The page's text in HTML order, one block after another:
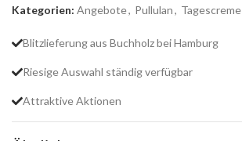
Kategorien: Angebote, Pullulan, Tagescreme
Blitzlieferung aus Buchholz bei Hamburg
Riesige Auswahl ständig verfügbar
Attraktive Aktionen